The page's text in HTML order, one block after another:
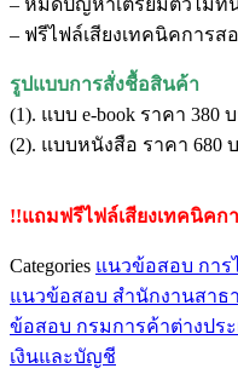
เงิน
และ
บัญชี
ปฏิบัติ
งาน
ค้า
ต่าง
ประเทศ
ชิ้น
– ฟรีไฟล์เสียงเทคนิคการ
รูปแบบการสั่งชื้อสินค้า
(1). แบบ e-book ราคา 380
(2). แบบหนังสือ ราคา 680
!!แถมฟรีไฟล์เสียงเทคนิค
Categories แนวข้อสอบ การ
แนวข้อสอบ สำนักงานสาธ
ข้อสอบ กรมการค้าต่างประ
เงินและบัญชี